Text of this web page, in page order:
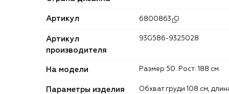
Артикул 6800863
Артикул
производителя
93G586-9325028
На модели Размер 50. Рост: 188 см.
Параметры изделия
Обхват груди 108 см, длина